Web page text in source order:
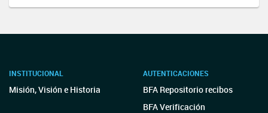
INSTITUCIONAL
Misión, Visión e Historia
AUTENTICACIONES
BFA Repositorio recibos
BFA Verificación